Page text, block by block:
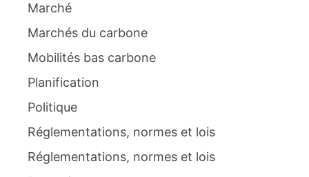
Marché
Marchés du carbone
Mobilités bas carbone
Planification
Politique
Réglementations, normes et lois
Réglementations, normes et lois